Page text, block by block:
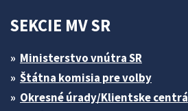
SEKCIE MV SR
Ministerstvo vnútra SR
Štátna komisia pre volby
Okresné úrady/Klientske centrá